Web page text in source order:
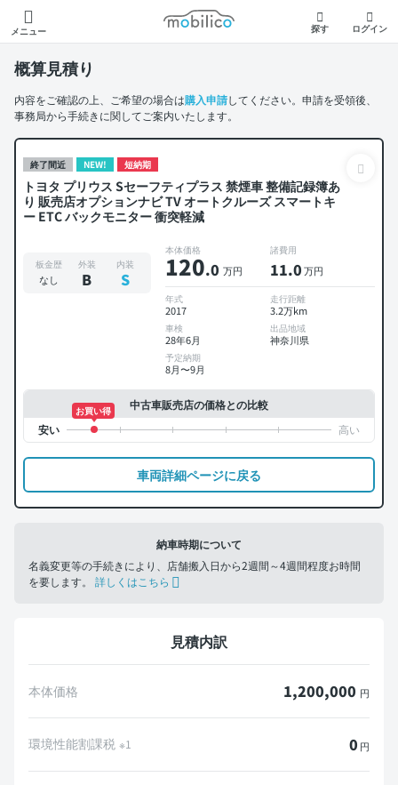
メニュー
モビリコ
探す ログイン
概算見積り
内容をご確認の上、ご希望の場合は購入申請してください。申請を受領後、
事務局から手続きに関してご案内いたします。
終了間近 NEW! 短納期
トヨタ プリウス Sセーフティプラス 禁煙車 整備記録簿あ
り 販売店オプションナビ TV オートクルーズ スマートキ
ー ETC バックモニター 衝突軽減
板金歴
なし
外装
B
内装
S
本体価格
120.0 万円
諸費用
11.0万円
年式
2017
走行距離
3.2万km
車検
28年6月
出品地域
神奈川県
予定納期
8月〜9月
中古車販売店の価格との比較
お買い得
車両詳細ページに戻る
納車時期について
名義変更等の手続きにより、店舗搬入日から2週間～4週間程度お時間
を要します。 詳しくはこちら
見積内訳
本体価格 1,200,000 円
環境性能割課税 ※1 0 円